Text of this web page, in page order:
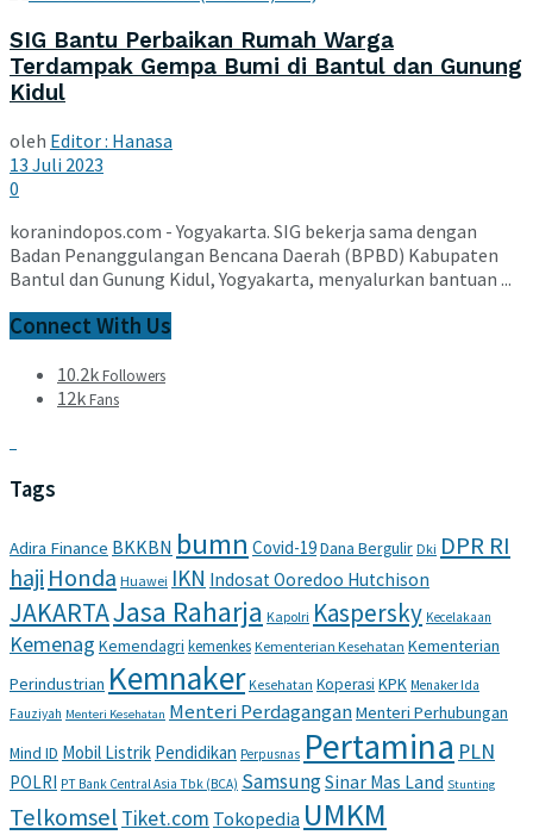
SIG Bantu Perbaikan Rumah Warga
Terdampak Gempa Bumi di Bantul dan Gunung
Kidul
oleh Editor : Hanasa
13 Juli 2023
0
koranindopos.com - Yogyakarta. SIG bekerja sama dengan
Badan Penanggulangan Bencana Daerah (BPBD) Kabupaten
Bantul dan Gunung Kidul, Yogyakarta, menyalurkan bantuan ...
Connect With Us
10.2kFollowers
12kFans
Tags
Adira Finance BKKBN bumn Covid-19Dana Bergulir Dki DPR RI
haji Honda Huawei IKN Indosat Ooredoo Hutchison
JAKARTAJasa Raharja Kapolri Kaspersky Kecelakaan
Kemenag Kemendagri kemenkes Kementerian Kesehatan Kementerian
Perindustrian Kemnaker Kesehatan Koperasi KPK Menaker Ida
Fauziyah Menteri Kesehatan Menteri PerdaganganMenteri Perhubungan
Mind ID Mobil Listrik Pendidikan Perpusnas Pertamina PLN
POLRI PT Bank Central Asia Tbk (BCA) SamsungSinar Mas Land Stunting
Telkomsel Tiket.com Tokopedia UMKM